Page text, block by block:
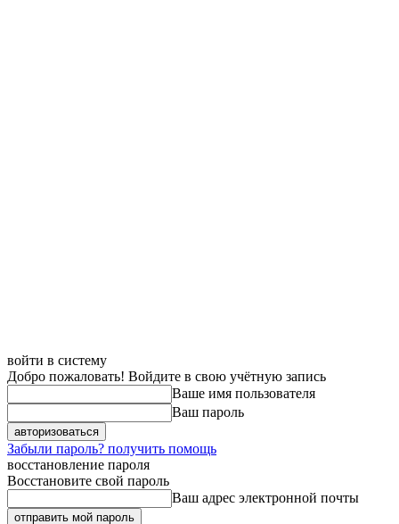
войти в систему
Добро пожаловать! Войдите в свою учётную запись
Ваше имя пользователя
Ваш пароль
Забыли пароль? получить помощь
восстановление пароля
Восстановите свой пароль
Ваш адрес электронной почты